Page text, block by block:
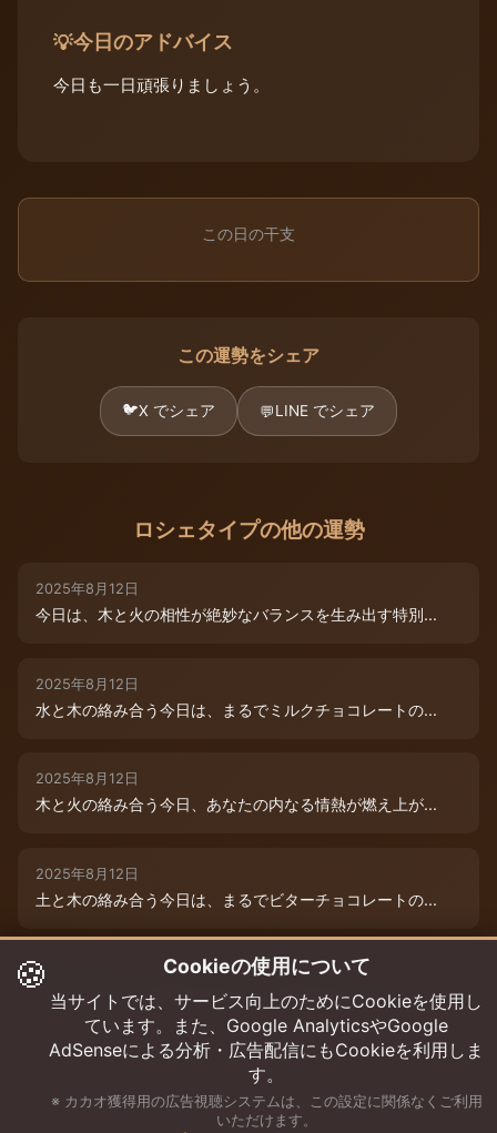
💡今日のアドバイス
今日も一日頑張りましょう。
この日の干支
この運勢をシェア
🐦X でシェア 💬LINE でシェア
ロシェタイプの他の運勢
2025年8月12日
今日は、木と火の相性が絶妙なバランスを生み出す特別...
2025年8月12日
水と木の絡み合う今日は、まるでミルクチョコレートの...
2025年8月12日
木と火の絡み合う今日、あなたの内なる情熱が燃え上が...
2025年8月12日
土と木の絡み合う今日は、まるでビターチョコレートの...
2025年8月12日
今日は、水と木の微妙な絡み合いが運命を彩ります。チ...
🍪 Cookieの使用について
当サイトでは、サービス向上のためにCookieを使用し
ています。また、Google AnalyticsやGoogle
AdSenseによる分析・広告配信にもCookieを利用しま
す。
※ カカオ獲得用の広告視聴システムは、この設定に関係なくご利用
いただけます。